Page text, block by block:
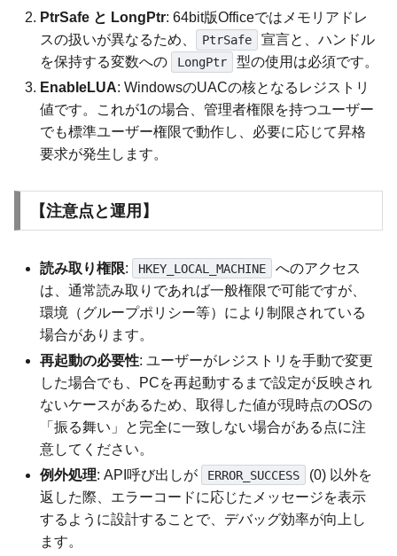
PtrSafe と LongPtr: 64bit版Officeではメモリアドレ
スの扱いが異なるため、
PtrSafe
宣言と、ハンドル
を保持する変数への
LongPtr
型の使用は必須です。
EnableLUA: WindowsのUACの核となるレジストリ
値です。これが1の場合、管理者権限を持つユーザー
でも標準ユーザー権限で動作し、必要に応じて昇格
要求が発生します。
【注意点と運用】
読み取り権限: HKEY_LOCAL_MACHINE
へのアクセス
は、通常読み取りであれば一般権限で可能ですが、
環境（グループポリシー等）により制限されている
場合があります。
再起動の必要性: ユーザーがレジストリを手動で変更
した場合でも、PCを再起動するまで設定が反映され
ないケースがあるため、取得した値が現時点のOSの
「振る舞い」と完全に一致しない場合がある点に注
意してください。
例外処理: API呼び出しが ERROR_SUCCESS
(0) 以外を
返した際、エラーコードに応じたメッセージを表示
するように設計することで、デバッグ効率が向上し
ます。